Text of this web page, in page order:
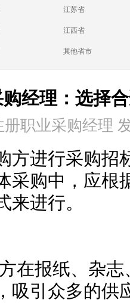
江苏省
江西省
其他省市
经理：选择
册职业采购经理
方进行采购招
采购中，应根
来进行。
在报纸、杂
吸引众多的供